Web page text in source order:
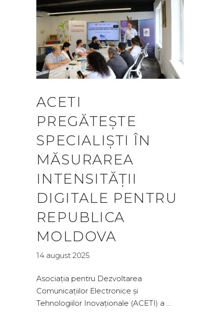
ACETI
PREGĂTEȘTE
SPECIALIȘTI ÎN
MĂSURAREA
INTENSITĂȚII
DIGITALE PENTRU
REPUBLICA
MOLDOVA
14 august 2025
Asociația pentru Dezvoltarea
Comunicațiilor Electronice și
Tehnologiilor Inovaționale (ACETI) a